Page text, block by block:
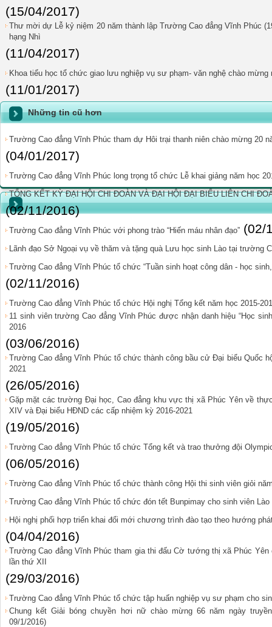
(15/04/2017)
Thư mời dự Lễ kỷ niệm 20 năm thành lập Trường Cao đẳng Vĩnh Phúc
hạng Nhì
(11/04/2017)
Khoa tiểu học tổ chức giao lưu nghiệp vụ sư phạm- văn nghệ chào mừng
(11/01/2017)
Những tin cũ hơn
Trường Cao đẳng Vĩnh Phúc tham dự Hôi trại thanh niên chào mừng 20
(04/01/2017)
Trường Cao đẳng Vĩnh Phúc long trọng tổ chức Lễ khai giảng năm học
TỔNG KẾT KỲ ĐẠI HỘI CHI ĐOÀN VÀ ĐẠI HỘI ĐẠI BIỂU LIÊN CHI
(02/11/2016)
Trường Cao đẳng Vĩnh Phúc với phong trào “Hiến máu nhân đạo” (02/
Lãnh đạo Sở Ngoại vụ về thăm và tặng quà Lưu học sinh Lào tại trường
Trường Cao đẳng Vĩnh Phúc tổ chức “Tuần sinh hoạt công dân - học
(02/11/2016)
Trường Cao đẳng Vĩnh Phúc tổ chức Hội nghị Tổng kết năm học 2015-
11 sinh viên trường Cao đẳng Vĩnh Phúc được nhận danh hiệu “Học
2016
(03/06/2016)
Trường Cao đẳng Vĩnh Phúc tổ chức thành công bầu cử Đại biểu Quốc
2021
(26/05/2016)
Gặp mặt các trường Đại học, Cao đẳng khu vực thị xã Phúc Yên về
XIV và Đại biểu HĐND các cấp nhiệm kỳ 2016-2021
(19/05/2016)
Trường Cao đẳng Vĩnh Phúc tổ chức Tổng kết và trao thưởng đội
(06/05/2016)
Trường Cao đẳng Vĩnh Phúc tổ chức thành công Hội thi sinh viên giỏi
Trường Cao đẳng Vĩnh Phúc tổ chức đón tết Bunpimay cho sinh viên Lào
Hội nghị phối hợp triển khai đổi mới chương trình đào tạo theo hướng
(04/04/2016)
Trường Cao đẳng Vĩnh Phúc tham gia thi đấu Cờ tướng thị xã Phúc
lần thứ XII
(29/03/2016)
Trường Cao đẳng Vĩnh Phúc tổ chức tập huấn nghiệp vụ sư phạm cho
Chung kết Giải bóng chuyền hơi nữ chào mừng 66 năm ngày
09/1/2016)